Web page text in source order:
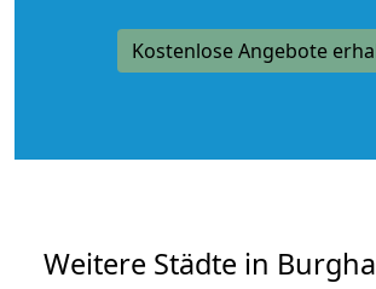
Kostenlose Angebote
Weitere Städte in